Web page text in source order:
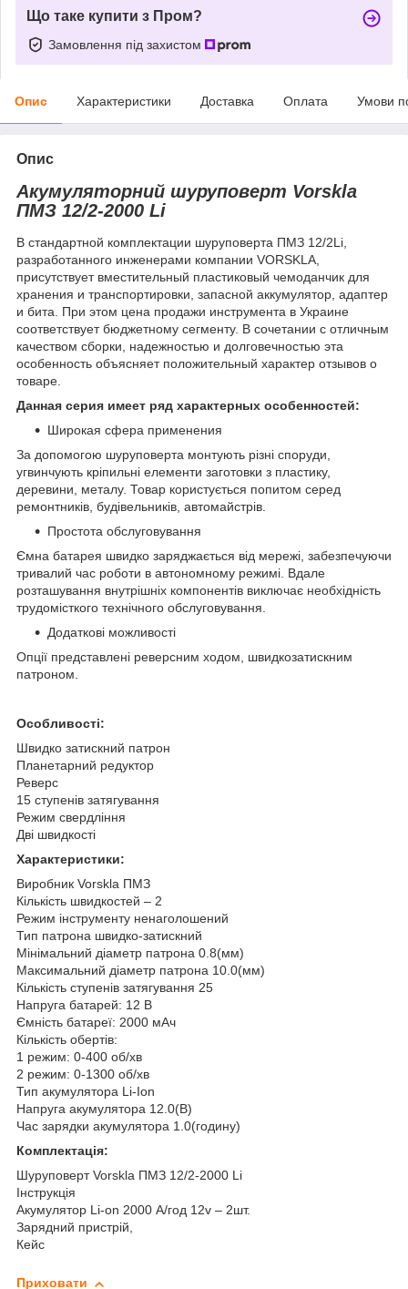
Що таке купити з Пром?
Замовлення під захистом
Опис Характеристики Доставка Оплата Умови
Опис
Акумуляторний шуруповерт Vorskla
ПМЗ 12/2-2000 Li
В стандартной комплектации шуруповерта ПМЗ 12/2Li,
разработанного инженерами компании VORSKLA,
присутствует вместительный пластиковый чемоданчик для
хранения и транспортировки, запасной аккумулятор, адаптер
и бита. При этом цена продажи инструмента в Украине
соответствует бюджетному сегменту. В сочетании с отличным
качеством сборки, надежностью и долговечностью эта
особенность объясняет положительный характер отзывов о
товаре.
Данная серия имеет ряд характерных особенностей:
Широкая сфера применения
За допомогою шуруповерта монтують різні споруди,
угвинчують кріпильні елементи заготовки з пластику,
деревини, металу. Товар користується попитом серед
ремонтників, будівельників, автомайстрів.
Простота обслуговування
Ємна батарея швидко заряджається від мережі, забезпечуючи
тривалий час роботи в автономному режимі. Вдале
розташування внутрішніх компонентів виключає необхідність
трудомісткого технічного обслуговування.
Додаткові можливості
Опції представлені реверсним ходом, швидкозатискним
патроном.
Особливості:
Швидко затискний патрон
Планетарний редуктор
Реверс
15 ступенів затягування
Режим свердління
Дві швидкості
Характеристики:
Виробник Vorskla ПМЗ
Кількість швидкостей – 2
Режим інструменту ненаголошений
Тип патрона швидко-затискний
Мінімальний діаметр патрона 0.8(мм)
Максимальний діаметр патрона 10.0(мм)
Кількість ступенів затягування 25
Напруга батарей: 12 В
Ємність батареї: 2000 мАч
Кількість обертів:
1 режим: 0-400 об/хв
2 режим: 0-1300 об/хв
Тип акумулятора Li-Ion
Напруга акумулятора 12.0(В)
Час зарядки акумулятора 1.0(годину)
Комплектація:
Шуруповерт Vorskla ПМЗ 12/2-2000 Li
Інструкція
Акумулятор Li-on 2000 А/год 12v – 2шт.
Зарядний пристрій,
Кейс
Приховати